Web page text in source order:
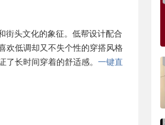
街头文化的象征。低帮设计配合
欢低调却又不失个性的穿搭风格
长时间穿着的舒适感。 一键直